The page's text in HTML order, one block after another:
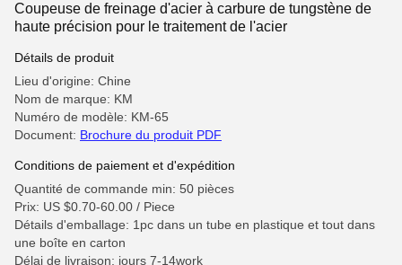
Coupeuse de freinage d'acier à carbure de tungstène de
haute précision pour le traitement de l'acier
Détails de produit
Lieu d'origine: Chine
Nom de marque: KM
Numéro de modèle: KM-65
Document: Brochure du produit PDF
Conditions de paiement et d'expédition
Quantité de commande min: 50 pièces
Prix: US $0.70-60.00 / Piece
Détails d'emballage: 1pc dans un tube en plastique et tout dans
une boîte en carton
Délai de livraison: jours 7-14work